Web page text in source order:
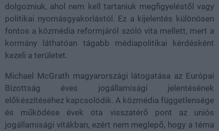
dolgozniuk, ahol nem kell tartaniuk megfigyeléstől vagy
politikai nyomásgyakorlástól. Ez a kijelentés különösen
fontos a közmédia reformjáról szóló vita mellett, mert a
kormány láthatóan tágabb médiapolitikai kérdésként
kezeli a területet.
Michael McGrath magyarországi látogatása az Európai
Bizottság éves jogállamisági jelentésének
előkészítéséhez kapcsolódik. A közmédia függetlensége
és működése évek óta visszatérő pont az uniós
jogállamisági vitákban, ezért nem meglepő, hogy a téma